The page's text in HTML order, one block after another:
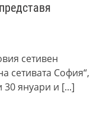
сетивен
сетивата София“,
януари и [...]